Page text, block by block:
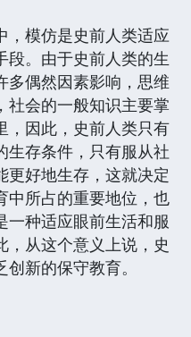
模仿是史前人类适应
段。由于史前人类的生
多偶然因素影响，思维
社会的一般知识主要掌
，因此，史前人类只有
生存条件，只有服从社
更好地生存，这就决定
中所占的重要地位，也
一种适应眼前生活和服
，从这个意义上说，史
新的保守教育。